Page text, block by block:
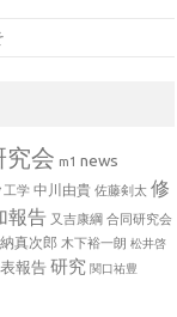
究会 m1 news
工学 中川由貴 佐藤剣太 修
報告 又吉康綱 合同研究会
真次郎 木下裕一朗 松井啓
報告 研究 関口祐豊